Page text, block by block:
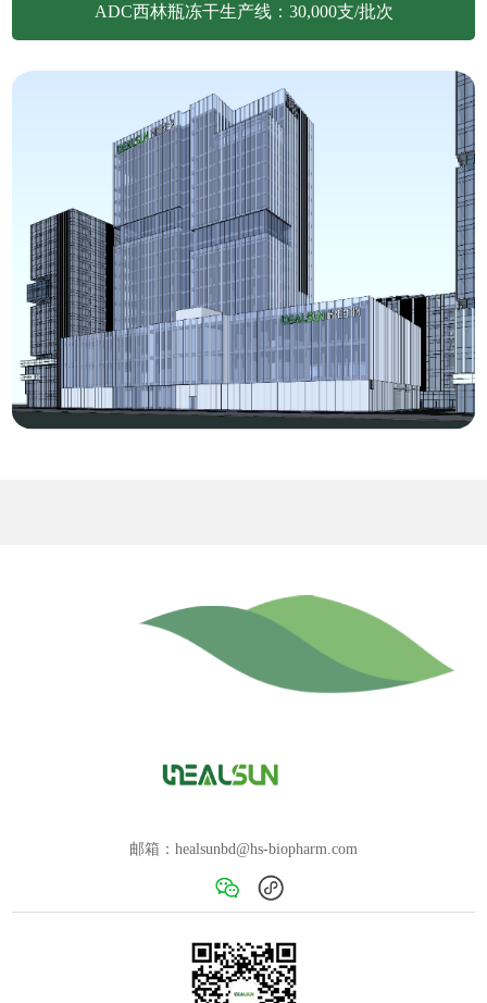
ADC西林瓶冻干生产线：30,000支/批次
邮箱：healsunbd@hs-biopharm.com